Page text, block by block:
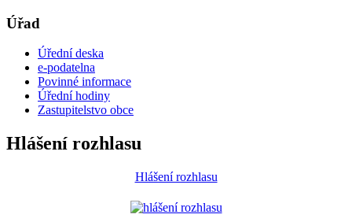
Úřad
Úřední deska
e-podatelna
Povinné informace
Úřední hodiny
Zastupitelstvo obce
Hlášení rozhlasu
Hlášení rozhlasu